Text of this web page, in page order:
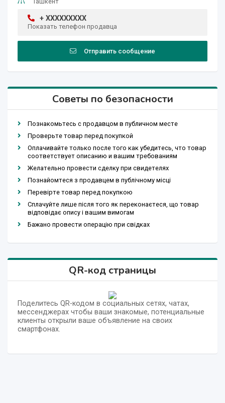
+ XXXXXXXXX
Показать телефон продавца
Отправить сообщение
Советы по безопасности
Познакомьтесь с продавцом в публичном месте
Проверьте товар перед покупкой
Оплачивайте только после того как убедитесь, что товар
соответствует описанию и вашим требованиям
Желательно провести сделку при свидетелях
Познайомтеся з продавцем в публічному місці
Перевірте товар перед покупкою
Сплачуйте лише після того як переконаєтеся, що товар
відповідає опису і вашим вимогам
Бажано провести операцію при свідках
QR-код страницы
Поделитесь QR-кодом в социальных сетях, чатах,
мессенджерах чтобы ваши знакомые, потенциальные
клиенты открыли ваше объявление на своих
смартфонах.